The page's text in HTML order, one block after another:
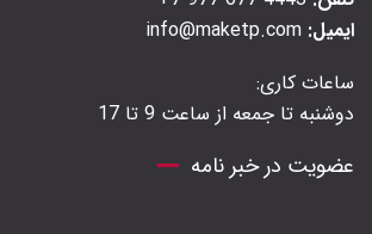
ایمیل:
ساعات کاری:
دوشنبه تا جمعه از ساعت 9 تا 17
عضویت در خبر نامه